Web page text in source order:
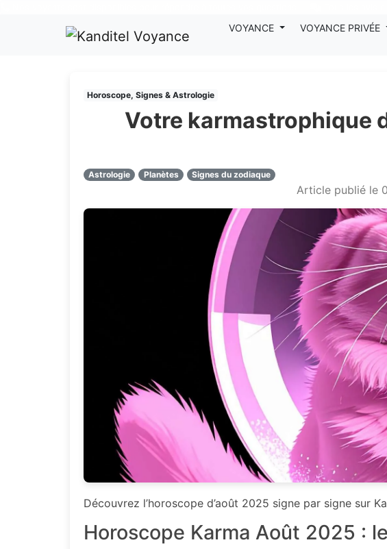
VOYANCE VOYANCE PRIVÉE
Horoscope, Signes & Astrologie
Votre karmastrophique
Astrologie Planètes Signes du zodiaque
Article publié le
Découvrez l’horoscope d’août 2025 signe par signe sur
Horoscope Karma Août 2025 :